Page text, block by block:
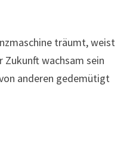
träumt, weist
Zukunft wachsam sein
anderen gedemütigt